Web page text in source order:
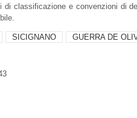
classificazione e convenzioni di
SICIGNANO GUERRA DE